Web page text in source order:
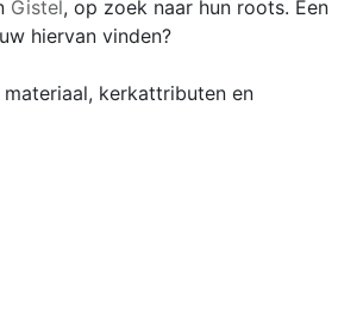
Gistel, op zoek naar hun roots. Een
hiervan vinden?
kerkattributen en